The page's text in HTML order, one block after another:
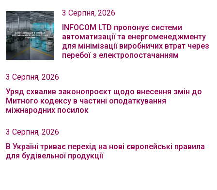
3 Серпня, 2026
INFOCOM LTD пропонує системи
автоматизації та енергоменеджменту
для мінімізації виробничих втрат через
перебої з електропостачанням
3 Серпня, 2026
Уряд схвалив законопроєкт щодо внесення змін до
Митного кодексу в частині оподаткування
міжнародних посилок
3 Серпня, 2026
В Україні триває перехід на нові європейські правила
для будівельної продукції